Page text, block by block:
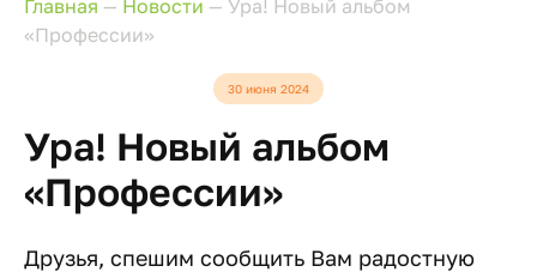
Главная — Новости — Ура! Новый альбом
«Профессии»
30 июня 2024
Ура! Новый альбом
«Профессии»
Друзья, спешим сообщить Вам радостную